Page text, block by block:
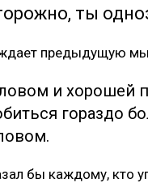
ты
предыдущую
и хорошей
гораздо
бы каждому, кто